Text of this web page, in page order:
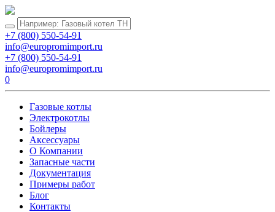
+7 (800) 550-54-91
info@europromimport.ru
+7 (800) 550-54-91
info@europromimport.ru
0
Газовые котлы
Электрокотлы
Бойлеры
Аксессуары
О Компании
Запасные части
Документация
Примеры работ
Блог
Контакты